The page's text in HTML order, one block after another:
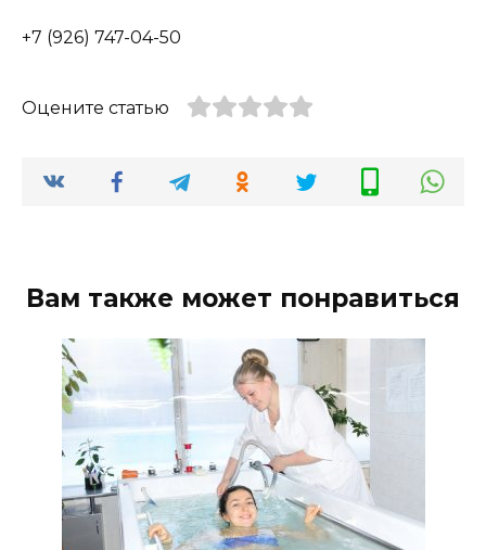
+7 (926) 747-04-50
Оцените статью
Вам также может понравиться